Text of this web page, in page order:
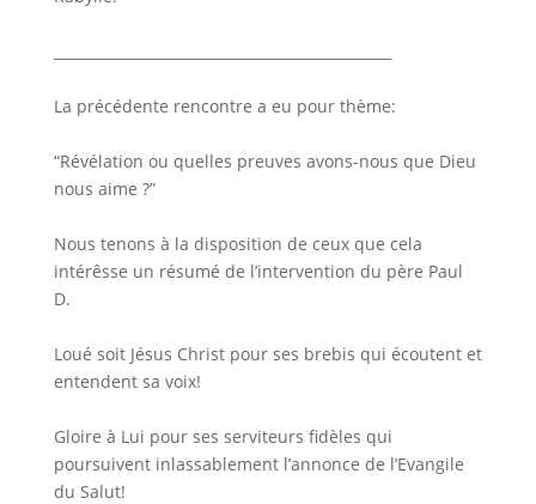
La précédente rencontre a eu pour thème:
“Révélation ou quelles preuves avons-nous que Dieu
nous aime ?”
Nous tenons à la disposition de ceux que cela
intérêsse un résumé de l’intervention du père Paul
D.
Loué soit Jésus Christ pour ses brebis qui écoutent et
entendent sa voix!
Gloire à Lui pour ses serviteurs fidèles qui
poursuivent inlassablement l’annonce de l’Evangile
du Salut!